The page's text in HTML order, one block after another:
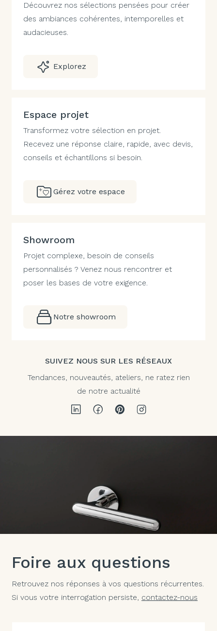
Découvrez nos sélections pensées pour créer
des ambiances cohérentes, intemporelles et
audacieuses.
Explorez
Espace projet
Transformez votre sélection en projet.
Recevez une réponse claire, rapide, avec devis,
conseils et échantillons si besoin.
Gérez votre espace
Showroom
Projet complexe, besoin de conseils
personnalisés ? Venez nous rencontrer et
poser les bases de votre exigence.
Notre showroom
SUIVEZ NOUS SUR LES RÉSEAUX
Tendances, nouveautés, ateliers, ne ratez rien
de notre actualité
Foire aux questions
Retrouvez nos réponses à vos questions récurrentes.
Si vous votre interrogation persiste, contactez-nous